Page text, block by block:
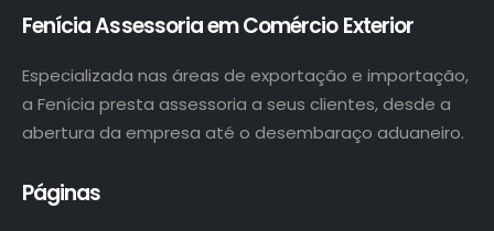
Fenícia Assessoria em Comércio Exterior
Especializada nas áreas de exportação e importação,
a Fenícia presta assessoria a seus clientes, desde a
abertura da empresa até o desembaraço aduaneiro.
Páginas